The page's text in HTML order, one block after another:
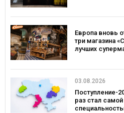
Европа вновь
три магазина
лучших
03.08.2026
Поступление-
раз стал